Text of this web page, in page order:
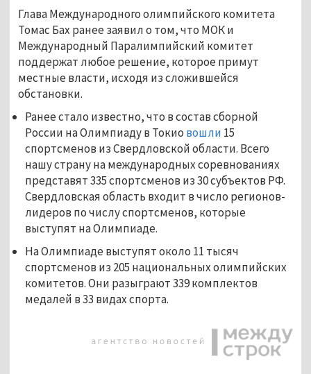
Глава Международного олимпийского комитета
Томас Бах ранее заявил о том, что МОК и
Международный Паралимпийский комитет
поддержат любое решение, которое примут
местные власти, исходя из сложившейся
обстановки.
Ранее стало известно, что в состав сборной
России на Олимпиаду в Токио вошли 15
спортсменов из Свердловской области. Всего
нашу страну на международных соревнованиях
представят 335 спортсменов из 30 субъектов РФ.
Свердловская область входит в число регионов-
лидеров по числу спортсменов, которые
выступят на Олимпиаде.
На Олимпиаде выступят около 11 тысяч
спортсменов из 205 национальных олимпийских
комитетов. Они разыграют 339 комплектов
медалей в 33 видах спорта.